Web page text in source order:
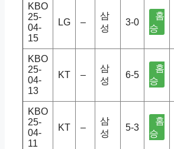
KBO
25-
04-
15
LG –
삼
성
3-0
홈
승
KBO
25-
04-
13
KT –
삼
성
6-5
홈
승
KBO
25-
04-
11
KT –
삼
성
5-3
홈
승